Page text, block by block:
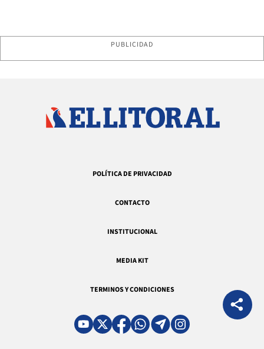
PUBLICIDAD
POLÍTICA DE PRIVACIDAD
CONTACTO
INSTITUCIONAL
MEDIA KIT
TERMINOS Y CONDICIONES